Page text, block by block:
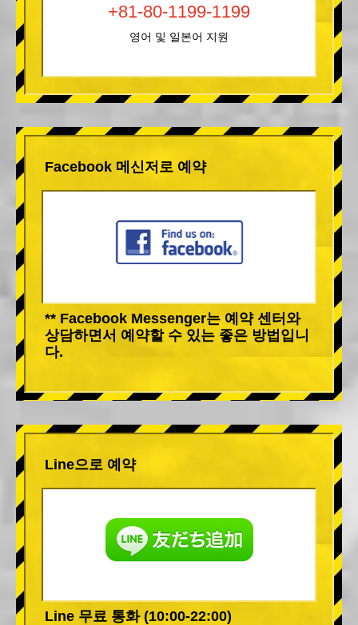
+81-80-1199-1199
영어 및 일본어 지원
Facebook 메신저로 예약
** Facebook Messenger는 예약 센터와
상담하면서 예약할 수 있는 좋은 방법입니
다.
Line으로 예약
Line 무료 통화 (10:00-22:00)